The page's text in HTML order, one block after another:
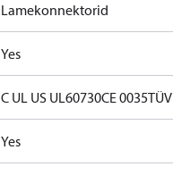
Lamekonnektorid
Yes
C UL US UL60730CE 0035TÜV
Yes